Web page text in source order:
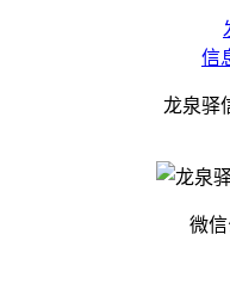
信
龙泉驿
微